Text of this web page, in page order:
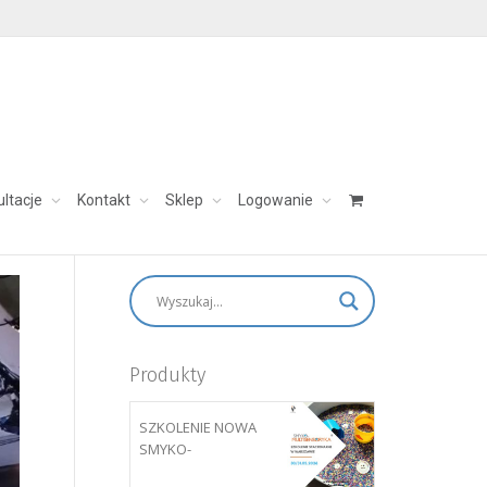
Kontakt Sklep Logowanie
skontaktuj się: aleksandra@charezinska.pl
Produkty
SZKOLENIE NOWA
SMYKO-